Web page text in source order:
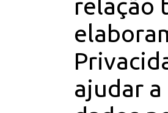
relação
ajudar